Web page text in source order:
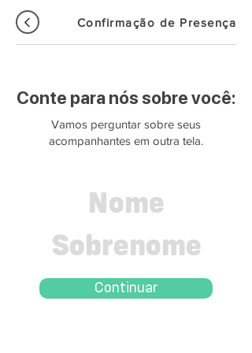
Confirmação de Presença
Conte para nós sobre você:
Vamos perguntar sobre seus
acompanhantes em outra tela.
Continuar